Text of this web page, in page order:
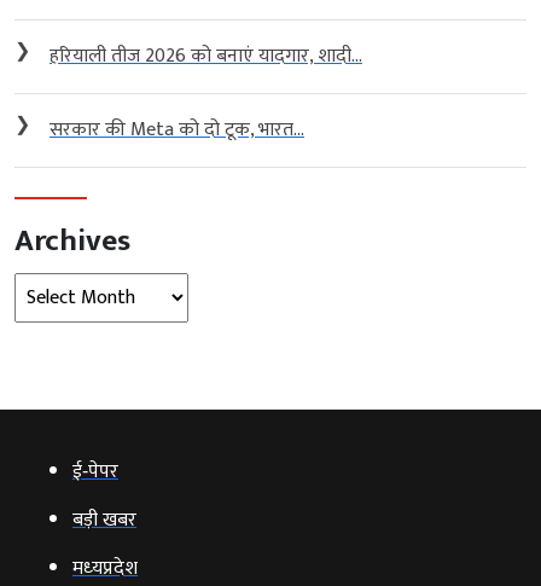
❯ हरियाली तीज 2026 को बनाएं यादगार, शादी...
❯ सरकार की Meta को दो टूक, भारत...
Archives
Archives
ई‑पेपर
बड़ी खबर
मध्‍यप्रदेश